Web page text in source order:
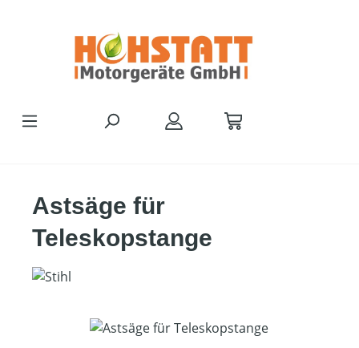
Astsäge für
Teleskopstange
Bildergalerie überspringen